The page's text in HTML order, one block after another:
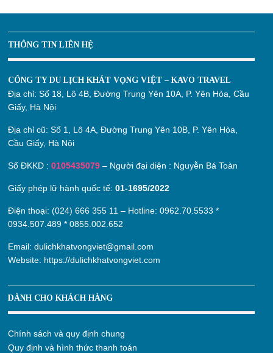
THÔNG TIN LIÊN HỆ
CÔNG TY DU LỊCH KHÁT VỌNG VIỆT – KAVO TRAVEL
Địa chỉ:Số 18, Lô 4B, Đường Trung Yên 10A, P. Yên Hòa, Cầu
Giấy, Hà Nội
Địa chỉ cũ:Số 1, Lô 4A, Đường Trung Yên 10B, P. Yên Hòa,
Cầu Giấy, Hà Nội
Số ĐKKD :0105435079 – Người đại diện : Nguyễn Bá Toàn
Giấy phép lữ hành quốc tế:01-1695/2022
Điện thoại: (024) 666 355 11 – Hotline:0962.70.5533 *
0934.507.489 *0855.002.652
Email:dulichkhatvongviet@gmail.com
Website: https://dulichkhatvongviet.com
DÀNH CHO KHÁCH HÀNG
Chính sách và quy định chung
Quy định và hình thức thanh toán